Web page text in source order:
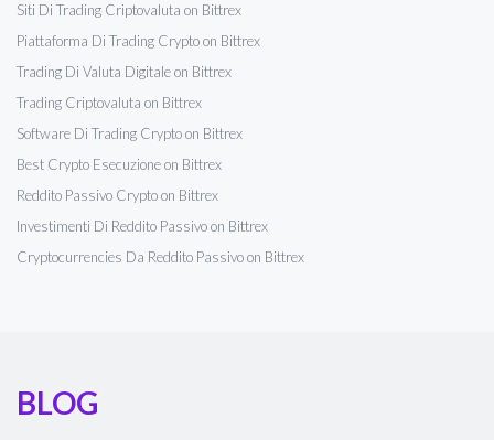
Siti Di Trading Criptovaluta on Bittrex
Piattaforma Di Trading Crypto on Bittrex
Trading Di Valuta Digitale on Bittrex
Trading Criptovaluta on Bittrex
Software Di Trading Crypto on Bittrex
Best Crypto Esecuzione on Bittrex
Reddito Passivo Crypto on Bittrex
Investimenti Di Reddito Passivo on Bittrex
Cryptocurrencies Da Reddito Passivo on Bittrex
BLOG